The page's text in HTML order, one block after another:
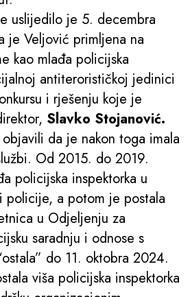
uslijedilo je 5. decembra
je Veljović primljena na
kao mlađa policijska
antiterorističkoj jedinici
i rješenju koje je
Slavko Stojanović.
da je nakon toga imala
Od 2015. do 2019.
policijska inspektorka u
a potom je postala
u Odjeljenju za
saradnju i odnose s
do 11. oktobra 2024.
viša policijska inspektorka